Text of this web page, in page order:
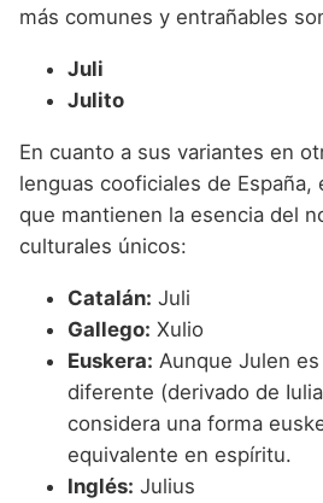
más comunes y entrañables
Juli
Julito
En cuanto a sus variantes en
lenguas cooficiales de
que mantienen la esencia del
culturales únicos:
Catalán: Juli
Gallego: Xulio
Euskera: Aunque Julen
diferente (derivado de
considera una forma
equivalente en espíritu.
Inglés: Julius